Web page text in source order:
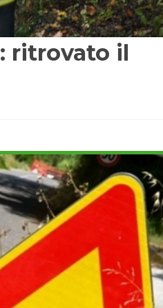
ritrovato il